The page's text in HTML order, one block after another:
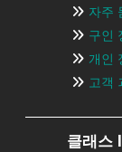
자주
구인
개인
고객
클래스